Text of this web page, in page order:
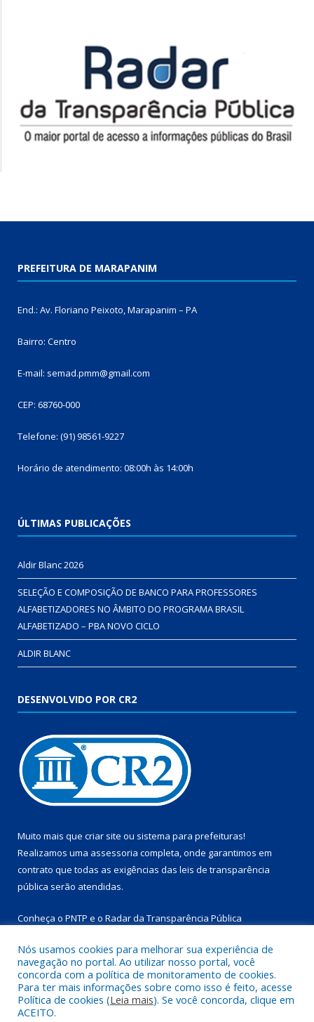
PREFEITURA DE MARAPANIM
End.: Av. Floriano Peixoto, Marapanim – PA
Bairro: Centro
E-mail: semad.pmm@gmail.com
CEP: 68760-000
Telefone: (91) 98561-9227
Horário de atendimento: 08:00h às 14:00h
ÚLTIMAS PUBLICAÇÕES
Aldir Blanc 2026
SELEÇÃO E COMPOSIÇÃO DE BANCO PARA PROFESSORES
ALFABETIZADORES NO ÂMBITO DO PROGRAMA BRASIL
ALFABETIZADO – PBA NOVO CICLO
ALDIR BLANC
DESENVOLVIDO POR CR2
Muito mais que criar site ou sistema para prefeituras!
Realizamos uma assessoria completa, onde garantimos em
contrato que todas as exigências das leis de transparência
pública serão atendidas.
Conheça o PNTP e o Radar da Transparência Pública
Todos os direitos reservados a Prefeitura Municipal de
Marapanim.
Nós usamos cookies para melhorar sua experiência de
navegação no portal. Ao utilizar nosso portal, você
concorda com a política de monitoramento de cookies.
Para ter mais informações sobre como isso é feito, acesse
Política de cookies (Leia mais). Se você concorda, clique em
ACEITO.